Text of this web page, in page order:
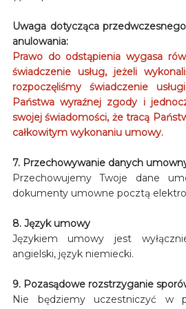
Uwaga dotycząca
anulowania:
Prawo do odstąpienia wygasa
świadczenie usług, jeżeli
rozpoczęliśmy świadczenie
Państwa wyraźnej zgody i
swojej świadomości, że tracą
całkowitym wykonaniu umowy.
7. Przechowywanie danych
Przechowujemy Twoje dane
dokumenty umowne pocztą
8. Język umowy
Językiem umowy jest
angielski, język niemiecki.
9. Pozasądowe rozstrzyganie
Nie będziemy uczestniczyć w